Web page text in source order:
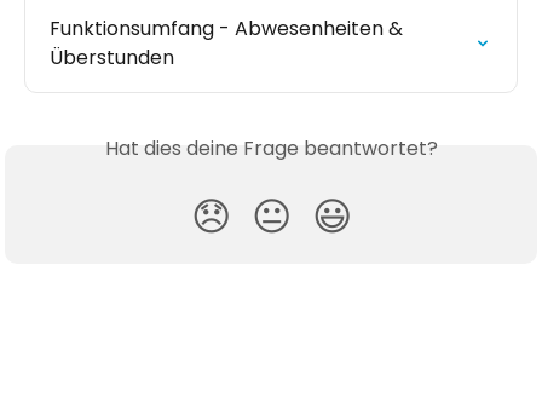
Funktionsumfang - Abwesenheiten &
Überstunden
Hat dies deine Frage beantwortet?
😞 😐 😃